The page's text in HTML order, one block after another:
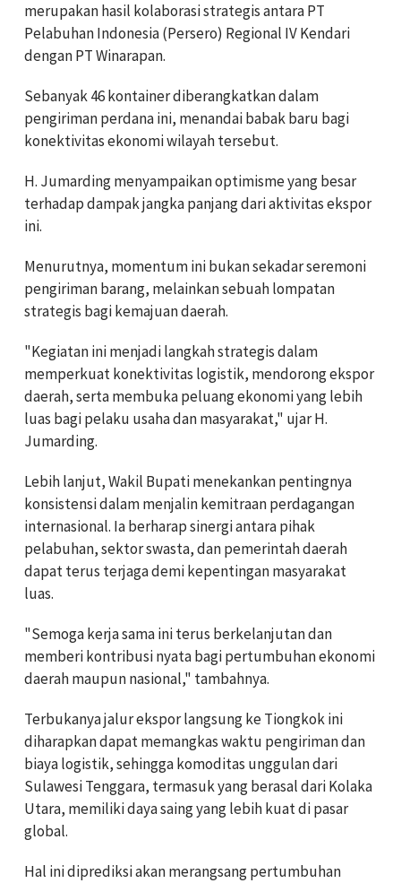
merupakan hasil kolaborasi strategis antara PT
Pelabuhan Indonesia (Persero) Regional IV Kendari
dengan PT Winarapan.
Sebanyak 46 kontainer diberangkatkan dalam
pengiriman perdana ini, menandai babak baru bagi
konektivitas ekonomi wilayah tersebut.
H. Jumarding menyampaikan optimisme yang besar
terhadap dampak jangka panjang dari aktivitas ekspor
ini.
Menurutnya, momentum ini bukan sekadar seremoni
pengiriman barang, melainkan sebuah lompatan
strategis bagi kemajuan daerah.
"Kegiatan ini menjadi langkah strategis dalam
memperkuat konektivitas logistik, mendorong ekspor
daerah, serta membuka peluang ekonomi yang lebih
luas bagi pelaku usaha dan masyarakat," ujar H.
Jumarding.
Lebih lanjut, Wakil Bupati menekankan pentingnya
konsistensi dalam menjalin kemitraan perdagangan
internasional. Ia berharap sinergi antara pihak
pelabuhan, sektor swasta, dan pemerintah daerah
dapat terus terjaga demi kepentingan masyarakat
luas.
"Semoga kerja sama ini terus berkelanjutan dan
memberi kontribusi nyata bagi pertumbuhan ekonomi
daerah maupun nasional," tambahnya.
Terbukanya jalur ekspor langsung ke Tiongkok ini
diharapkan dapat memangkas waktu pengiriman dan
biaya logistik, sehingga komoditas unggulan dari
Sulawesi Tenggara, termasuk yang berasal dari Kolaka
Utara, memiliki daya saing yang lebih kuat di pasar
global.
Hal ini diprediksi akan merangsang pertumbuhan